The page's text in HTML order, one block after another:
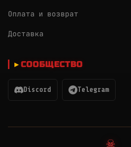
Оплата и возврат
Доставка
СООБЩЕСТВО
Discord Telegram